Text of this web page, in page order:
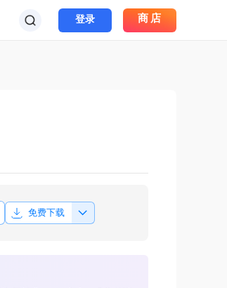
登录 商店
免费下载